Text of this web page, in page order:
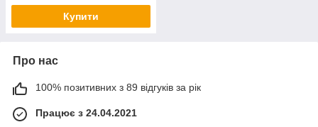
Купити
Про нас
100% позитивних з 89 відгуків за рік
Працює з 24.04.2021